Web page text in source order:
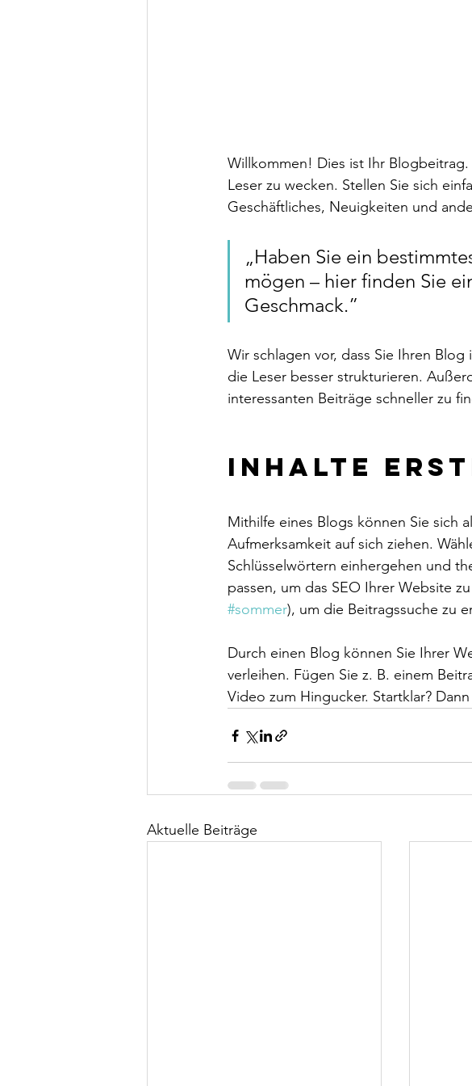
Willkommen! Dies ist Ihr
Leser zu wecken. Stellen Sie sich
Geschäftliches, Neuigkeiten und
„Haben Sie ein
mögen – hier finden Sie
Geschmack.”
Wir schlagen vor, dass Sie Ihren
die Leser besser strukturieren.
interessanten Beiträge schneller zu
Inhalte
Mithilfe eines Blogs können Sie sich
Aufmerksamkeit auf sich ziehen.
Schlüsselwörtern einhergehen und
passen, um das SEO Ihrer Website
#sommer), um die Beitragssuche zu
Durch einen Blog können Sie Ihrer
verleihen. Fügen Sie z. B. einem
Video zum Hingucker. Startklar?
Aktuelle Beiträge